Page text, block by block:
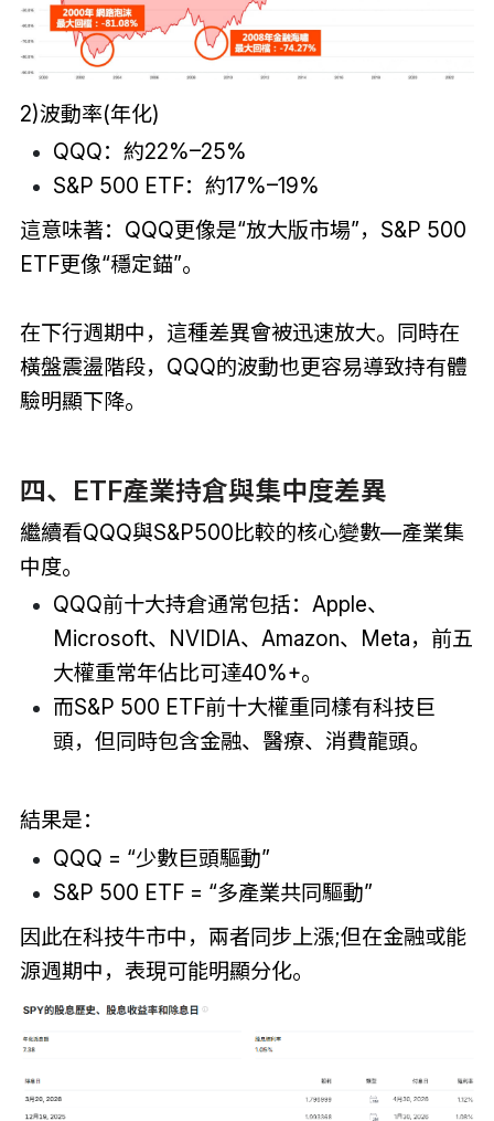
2)波動率(年化)
QQQ：約22%–25%
S&P 500 ETF：約17%–19%
這意味著：QQQ更像是“放大版市場”，S&P 500
ETF更像“穩定錨”。
在下行週期中，這種差異會被迅速放大。同時在
橫盤震盪階段，QQQ的波動也更容易導致持有體
驗明顯下降。
四、ETF產業持倉與集中度差異
繼續看QQQ與S&P500比較的核心變數—產業集
中度。
QQQ前十大持倉通常包括：Apple、
Microsoft、NVIDIA、Amazon、Meta，前五
大權重常年佔比可達40%+。
而S&P 500 ETF前十大權重同樣有科技巨
頭，但同時包含金融、醫療、消費龍頭。
結果是：
QQQ = “少數巨頭驅動”
S&P 500 ETF = “多產業共同驅動”
因此在科技牛市中，兩者同步上漲;但在金融或能
源週期中，表現可能明顯分化。